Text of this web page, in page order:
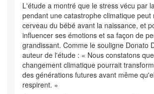
L'étude a montré que le stress vécu par
pendant une catastrophe climatique peut
cerveau du bébé avant la naissance, et
influencer ses émotions et sa façon de
grandissant. Comme le souligne Donato
auteur de l'étude : « Nous constatons
changement climatique pourrait
des générations futures avant même
respirent. »